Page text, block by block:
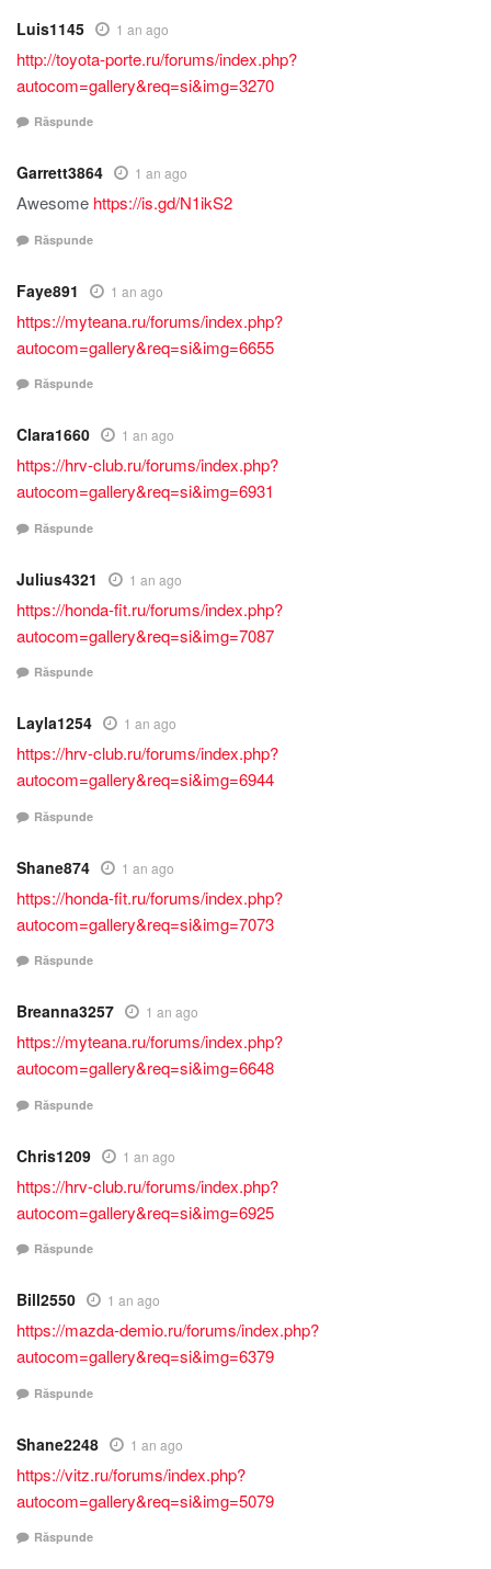
Luis1145 1 an ago
http://toyota-porte.ru/forums/index.php?
autocom=gallery&req=si&img=3270
Răspunde
Garrett3864 1 an ago
Awesome https://is.gd/N1ikS2
Răspunde
Faye891 1 an ago
https://myteana.ru/forums/index.php?
autocom=gallery&req=si&img=6655
Răspunde
Clara1660 1 an ago
https://hrv-club.ru/forums/index.php?
autocom=gallery&req=si&img=6931
Răspunde
Julius4321 1 an ago
https://honda-fit.ru/forums/index.php?
autocom=gallery&req=si&img=7087
Răspunde
Layla1254 1 an ago
https://hrv-club.ru/forums/index.php?
autocom=gallery&req=si&img=6944
Răspunde
Shane874 1 an ago
https://honda-fit.ru/forums/index.php?
autocom=gallery&req=si&img=7073
Răspunde
Breanna3257 1 an ago
https://myteana.ru/forums/index.php?
autocom=gallery&req=si&img=6648
Răspunde
Chris1209 1 an ago
https://hrv-club.ru/forums/index.php?
autocom=gallery&req=si&img=6925
Răspunde
Bill2550 1 an ago
https://mazda-demio.ru/forums/index.php?
autocom=gallery&req=si&img=6379
Răspunde
Shane2248 1 an ago
https://vitz.ru/forums/index.php?
autocom=gallery&req=si&img=5079
Răspunde